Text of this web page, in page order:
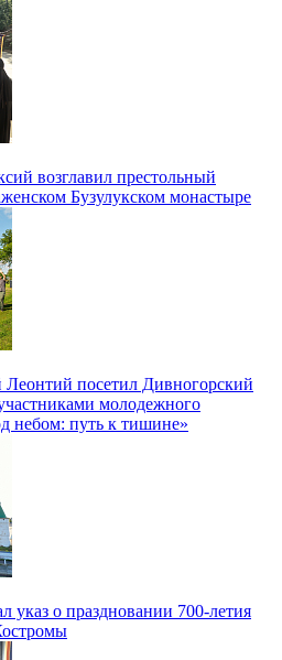
возглавил престольный
Бузулукском монастыре
посетил Дивногорский
молодежного
небом: путь к тишине»
указ о праздновании 700-летия